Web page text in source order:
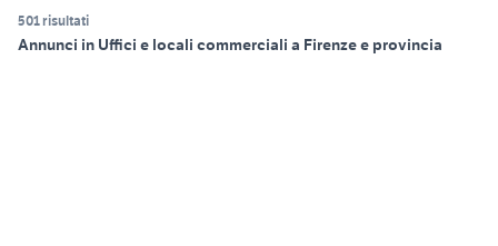
501 risultati
Annunci in Uffici e locali commerciali a Firenze e provincia